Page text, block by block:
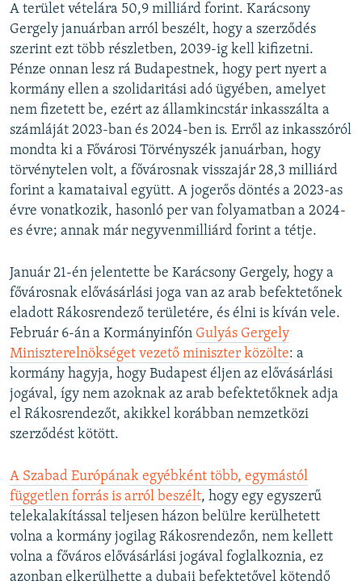
A terület vételára 50,9 milliárd forint. Karácsony
Gergely januárban arról beszélt, hogy a szerződés
szerint ezt több részletben, 2039-ig kell kifizetni.
Pénze onnan lesz rá Budapestnek, hogy pert nyert a
kormány ellen a szolidaritási adó ügyében, amelyet
nem fizetett be, ezért az államkincstár inkasszálta a
számláját 2023-ban és 2024-ben is. Erről az inkasszóról
mondta ki a Fővárosi Törvényszék januárban, hogy
törvénytelen volt, a fővárosnak visszajár 28,3 milliárd
forint a kamataival együtt. A jogerős döntés a 2023-as
évre vonatkozik, hasonló per van folyamatban a 2024-
es évre; annak már negyvenmilliárd forint a tétje.
Január 21-én jelentette be Karácsony Gergely, hogy a
fővárosnak elővásárlási joga van az arab befektetőnek
eladott Rákosrendező területére, és élni is kíván vele.
Február 6-án a Kormányinfón Gulyás Gergely
Miniszterelnökséget vezető miniszter közölte: a
kormány hagyja, hogy Budapest éljen az elővásárlási
jogával, így nem azoknak az arab befektetőknek adja
el Rákosrendezőt, akikkel korábban nemzetközi
szerződést kötött.
A Szabad Európának egyébként több, egymástól
független forrás is arról beszélt, hogy egy egyszerű
telekalakítással teljesen házon belülre kerülhetett
volna a kormány jogilag Rákosrendezőn, nem kellett
volna a főváros elővásárlási jogával foglalkoznia, ez
azonban elkerülhette a dubaji befektetővel kötendő